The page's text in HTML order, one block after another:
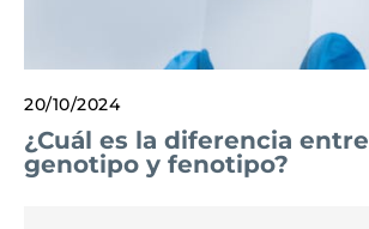
20/10/2024
¿Cuál es la diferencia entre
genotipo y fenotipo?